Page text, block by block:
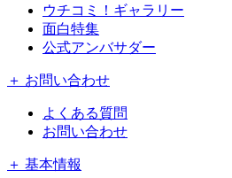
ウチコミ！ギャラリー
面白特集
公式アンバサダー
＋ お問い合わせ
よくある質問
お問い合わせ
＋ 基本情報